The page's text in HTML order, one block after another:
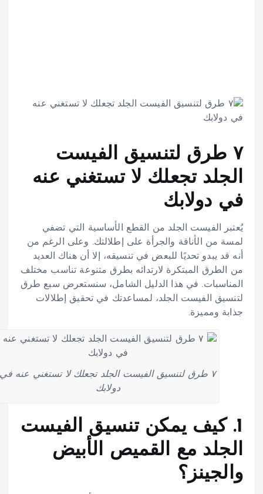
٧ طرق لتنسيق الفيست
الجلد تجعلك لا تستغني عنه
في دولابك
يُعتبر الفيست الجلد من القطع الأساسية التي تضفي
لمسة من الأناقة والجرأة على إطلالتك. وعلى الرغم من
أنه قد يبدو تحديًا للبعض في تنسيقه، إلا أن هناك العديد
من الطرق المبتكرة لارتدائه بطرق متنوعة تناسب مختلف
المناسبات. في هذا الدليل الشامل، سنستعرض سبع طرق
لتنسيق الفيست الجلد، لمساعدتك في تحقيق إطلالات
جذابة ومميزة.​
٧ طرق لتنسيق الفيست الجلد تجعلك لا تستغني عنه في
دولابك
1. كيف يمكن تنسيق الفيست
الجلد مع القميص الأبيض
والجينز؟